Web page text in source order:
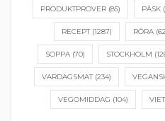
PRODUKTPROVER(85) PÅSK
RECEPT(1287) RÖRA
SOPPA(70) STOCKHOLM
VARDAGSMAT(234)
VEGOMIDDAG (104)